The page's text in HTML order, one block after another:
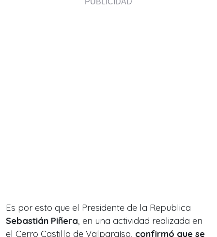
Es por esto que el Presidente de la Republica
Sebastián Piñera, en una actividad realizada en
el Cerro Castillo de Valparaíso, confirmó que se